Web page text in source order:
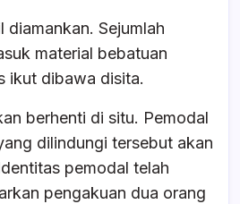
diamankan. Sejumlah
material bebatuan
ikut dibawa disita.
berhenti di situ. Pemodal
dilindungi tersebut akan
pemodal telah
pengakuan dua orang